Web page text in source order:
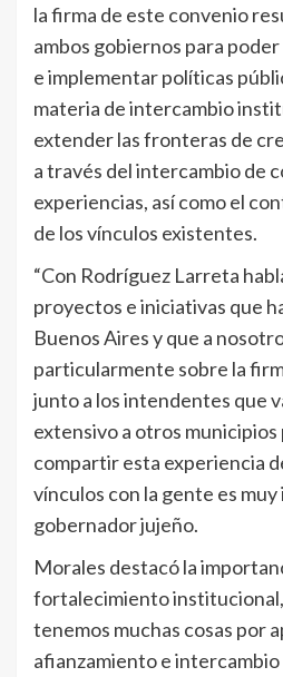
la firma de este convenio
ambos gobiernos para
e implementar políticas
materia de intercambio
extender las fronteras de
a través del intercambio de
experiencias, así como el
de los vínculos existentes.
“Con Rodríguez Larreta
proyectos e iniciativas que
Buenos Aires y que a
particularmente sobre la
junto a los intendentes que
extensivo a otros
compartir esta experiencia
vínculos con la gente es
gobernador jujeño.
Morales destacó la
fortalecimiento institucional,
tenemos muchas cosas por
afianzamiento e